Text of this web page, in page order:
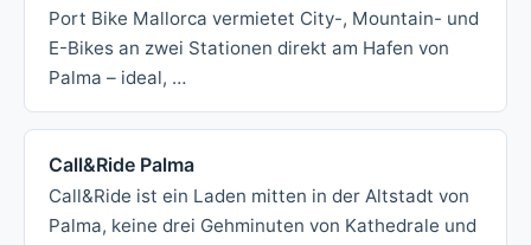
Port Bike Mallorca vermietet City-, Mountain- und
E-Bikes an zwei Stationen direkt am Hafen von
Palma – ideal, …
Call&Ride Palma
Call&Ride ist ein Laden mitten in der Altstadt von
Palma, keine drei Gehminuten von Kathedrale und